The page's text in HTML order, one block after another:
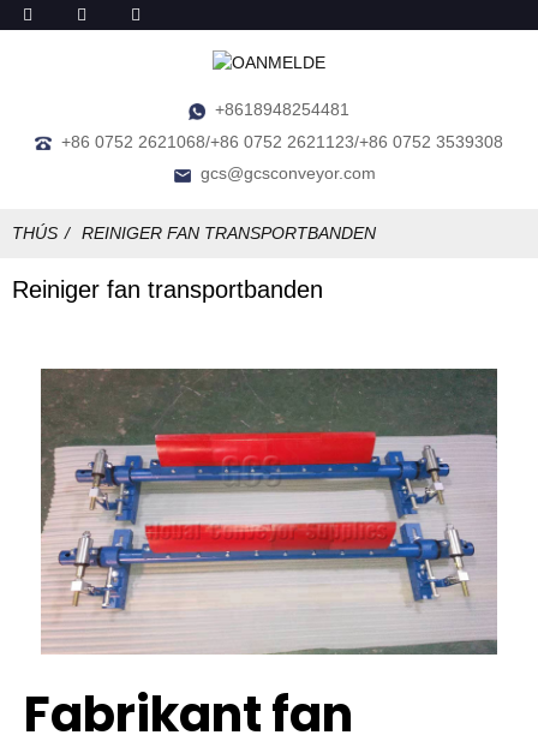
+8618948254481
+86 0752 2621068/+86 0752 2621123/+86 0752 3539308
gcs@gcsconveyor.com
THÚS REINIGER FAN TRANSPORTBANDEN
Reiniger fan transportbanden
Fabrikant fan